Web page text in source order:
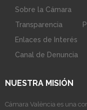
Sobre la Cámara
Transparencia
Enlaces de Interés
Canal de Denuncia
NUESTRA MISIÓN
Cámara València es una